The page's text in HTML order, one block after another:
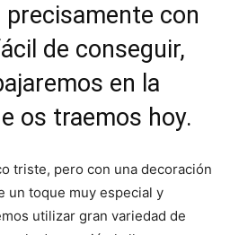
con
de conseguir,
en la
os traemos hoy.
triste, pero con una decoración
un toque muy especial y
utilizar gran variedad de